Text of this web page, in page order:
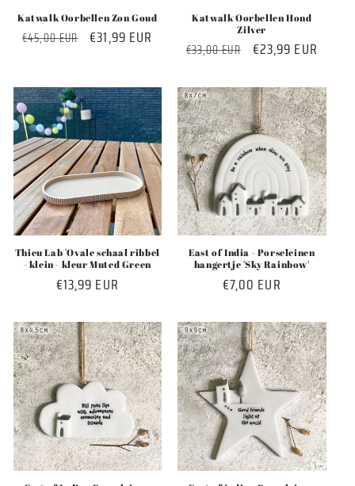
Katwalk Oorbellen Zon Goud
Normale
€45,00 EUR Aanbiedingsprijs
€31,99 EUR
Katwalk Oorbellen Hond
Zilver
Normale
€33,00 EUR Aanbiedingsprijs
€23,99 EUR
Thieu Lab 'Ovale schaal ribbel
- klein - kleur Muted Green
Normale
€13,99 EUR
East of India - Porseleinen
hangertje 'Sky Rainbow'
Normale
€7,00 EUR